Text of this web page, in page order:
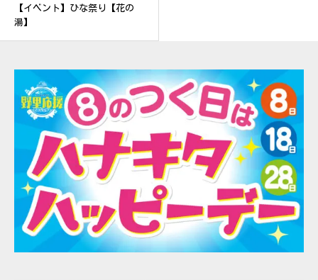
【イベント】ひな祭り【花の
湯】